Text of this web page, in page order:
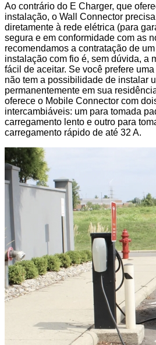
Ao contrário do E Charger, que
instalação, o Wall Connector
diretamente à rede elétrica (para
segura e em conformidade com as
recomendamos a contratação de
instalação com fio é, sem dúvida, a
fácil de aceitar. Se você prefere
não tem a possibilidade de instalar
permanentemente em sua
oferece o Mobile Connector com
intercambiáveis: um para tomada
carregamento lento e outro para
carregamento rápido de até 32 A.